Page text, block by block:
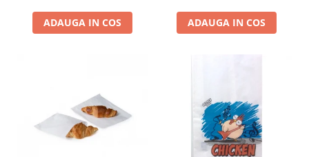
ADAUGA IN COS
ADAUGA IN COS